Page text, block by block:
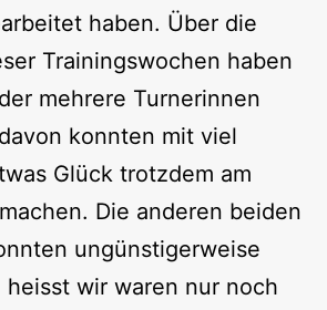
haben. Über die
Trainingswochen haben
mehrere Turnerinnen
konnten mit viel
Glück trotzdem am
Die anderen beiden
ungünstigerweise
wir waren nur noch